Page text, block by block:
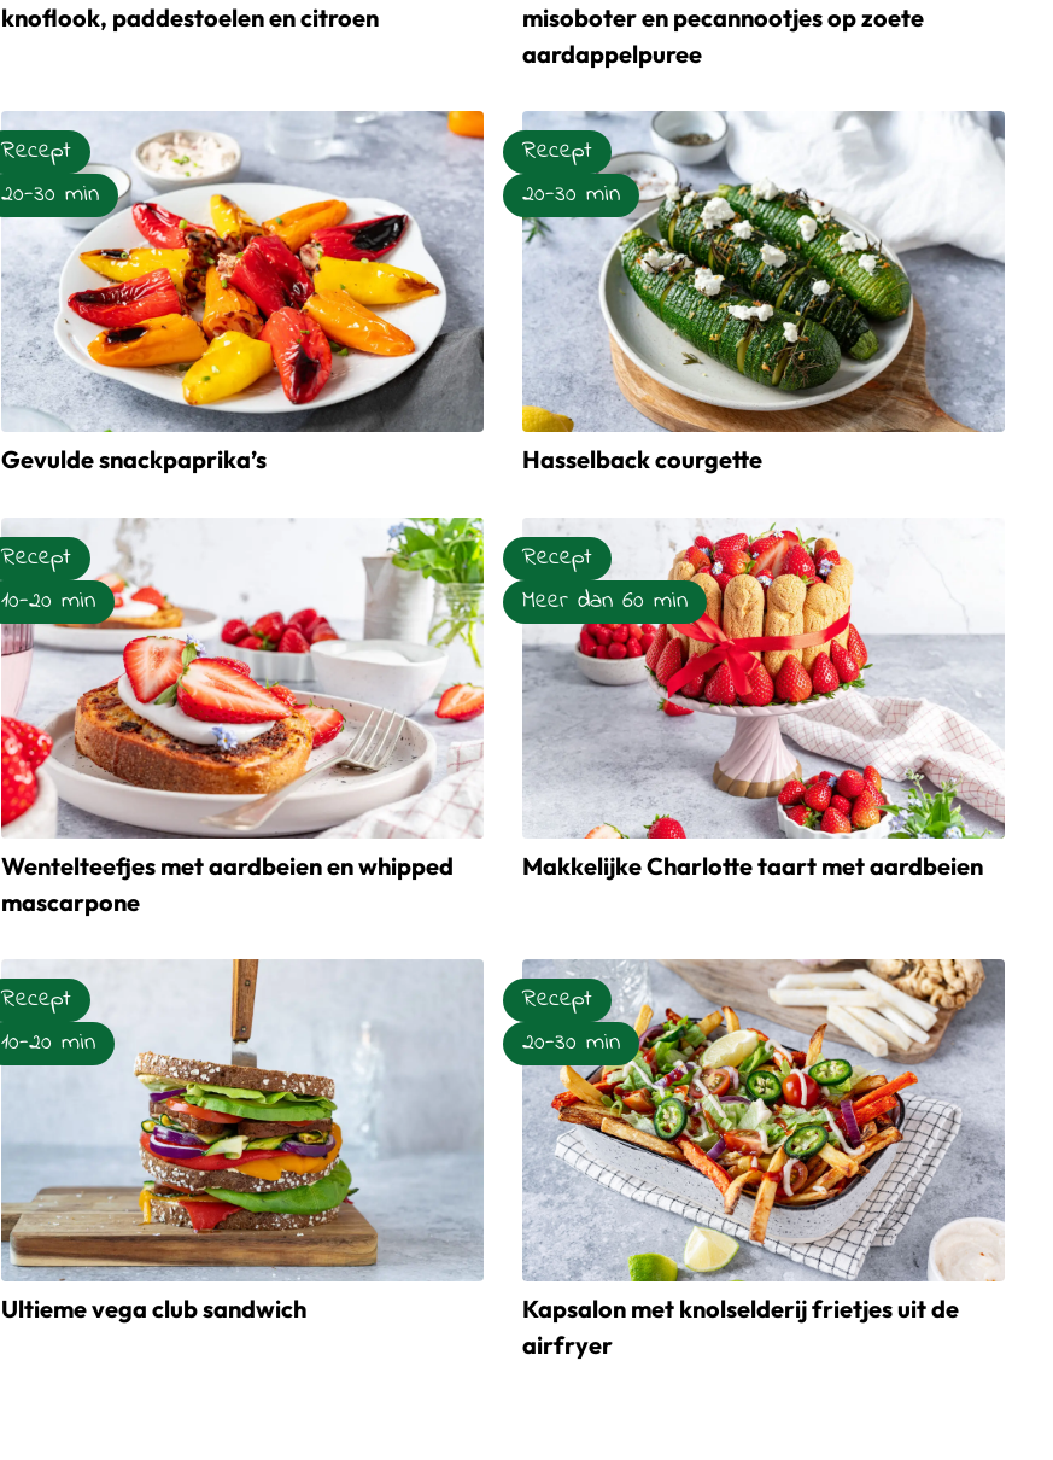
knoflook, paddestoelen en citroen
Lees meer over Tagliatelle met savooie spitskool, gepofte knoflook, paddestoelen en citroen
misoboter en pecannootjes op zoete
aardappelpuree
Gevulde snackpaprika’s
Recept
20-30 min
Hasselback courgette
Recept
20-30 min
Wentelteefjes met aardbeien en whipped
mascarpone
Recept
10-20 min
Makkelijke Charlotte taart met aardbeien
Recept
Meer dan 60 min
Ultieme vega club sandwich
Recept
10-20 min
Kapsalon met knolselderij frietjes uit de
airfryer
Recept
20-30 min